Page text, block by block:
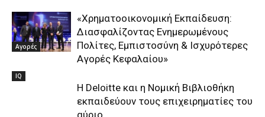
Αγορές
«Χρηματοοικονομική Εκπαίδευση:
Διασφαλίζοντας Ενημερωμένους
Πολίτες, Εμπιστοσύνη & Ισχυρότερες
Αγορές Κεφαλαίου»
IQ
Η Deloitte και η Νομική Βιβλιοθήκη
εκπαιδεύουν τους επιχειρηματίες του
αύριο